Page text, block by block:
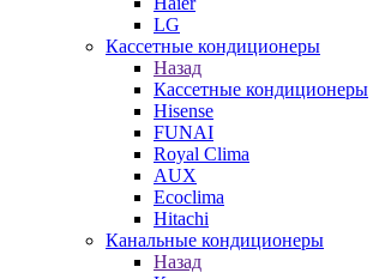
LG
Кассетные кондиционеры
Назад
Кассетные кондиционеры
Hisense
FUNAI
Royal Clima
AUX
Ecoclima
Hitachi
Канальные кондиционеры
Назад